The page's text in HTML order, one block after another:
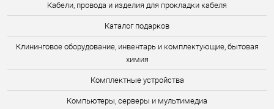
Кабели, провода и изделия для прокладки кабеля
Каталог подарков
Клининговое оборудование, инвентарь и комплектующие, бытовая
химия
Комплектные устройства
Компьютеры, серверы и мультимедиа